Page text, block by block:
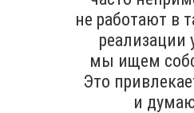
не работают в
реализации
мы ищем
Это
и